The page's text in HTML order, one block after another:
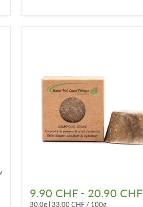
Shampoo
aus
9.90 CHF- 20.90 CHF
30.0g 33.00 CHF / 100g